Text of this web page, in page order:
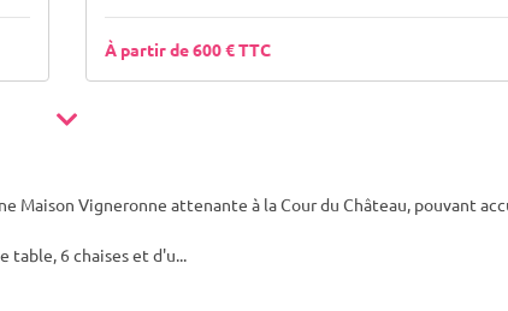
À partir de 600 € TTC
Maison Vigneronne attenante à la Cour du Château, pouvant
table, 6 chaises et d'u...